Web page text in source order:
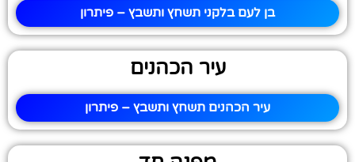
בן לעם בלקני תשחץ ותשבץ – פיתרון
עיר הכהנים
עיר הכהנים תשחץ ותשבץ – פיתרון